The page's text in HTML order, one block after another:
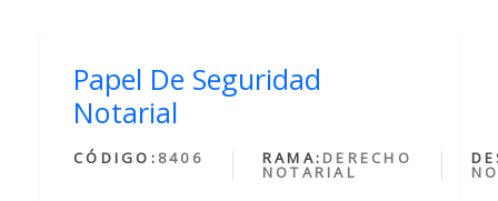
Papel De Seguridad
Notarial
CÓDIGO: 8406 RAMA: DERECHO
NOTARIAL